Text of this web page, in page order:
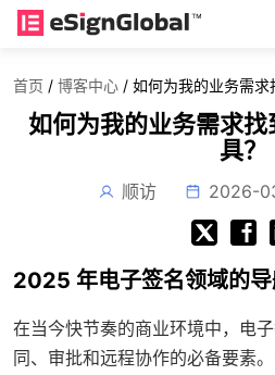
首页 / 博客中心 / 如何为我的业务需求
如何为我的业务需求
具？
顺访 2026-
2025 年电子签名领域的
在当今快节奏的商业环境中，电
同、审批和远程协作的必备要素